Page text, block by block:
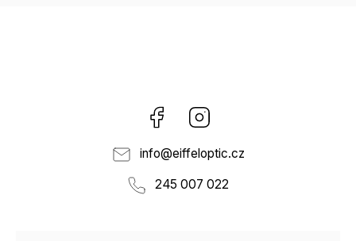
Facebook
info@eiffeloptic.cz
245 007 022